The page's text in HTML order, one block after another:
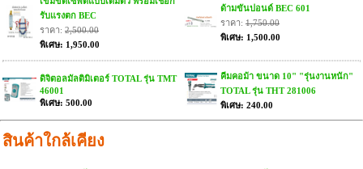
รับแรงตก BEC
ราคา: 2,500.00
พิเศษ: 1,950.00
ด้ามขันปอนด์ BEC 601
ราคา: 1,750.00
พิเศษ: 1,500.00
ดิจิตอลมัลติมิเตอร์ TOTAL รุ่น TMT
46001
พิเศษ: 500.00
คีมคอม้า ขนาด 10" "รุ่นงานหนัก"
TOTAL รุ่น THT 281006
พิเศษ: 240.00
สินค้าใกล้เคียง